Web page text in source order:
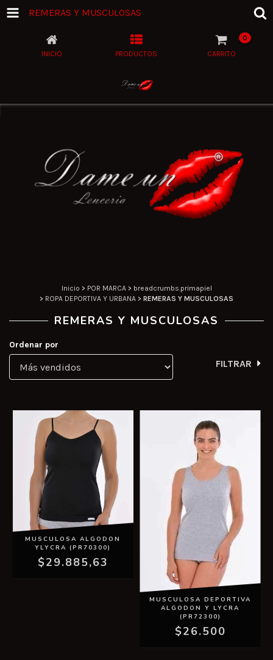
REMERAS Y MUSCULOSAS
INICIO PRODUCTOS CARRITO
0
Inicio > POR MARCA > breadcrumbs.primapiel
> ROPA DEPORTIVA Y URBANA > REMERAS Y MUSCULOSAS
REMERAS Y MUSCULOSAS
Ordenar por
FILTRAR
MUSCULOSA ALGODON
YLYCRA (PR70300)
$29.885,63
MUSCULOSA DEPORTIVA
ALGODON Y LYCRA
(PR72300)
$26.500